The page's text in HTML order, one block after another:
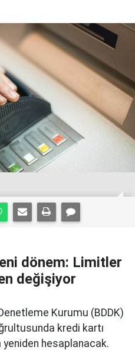
dönem: Limitler
değişiyor
Kurumu (BDDK)
kredi kartı
hesaplanacak.